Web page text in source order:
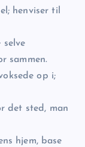
henviser til
selve
sammen.
op i;
det sted, man
hjem, base